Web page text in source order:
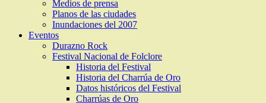
Medios de prensa
Planos de las ciudades
Inundaciones del 2007
Eventos
Durazno Rock
Festival Nacional de Folclore
Historia del Festival
Historia del Charrúa de Oro
Datos históricos del Festival
Charrúas de Oro